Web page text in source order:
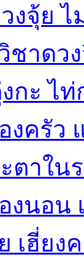
งจุ้ย ไ
าดว
กะ ไ
ครัว
ตาใน
นอน
เฮี่ยง